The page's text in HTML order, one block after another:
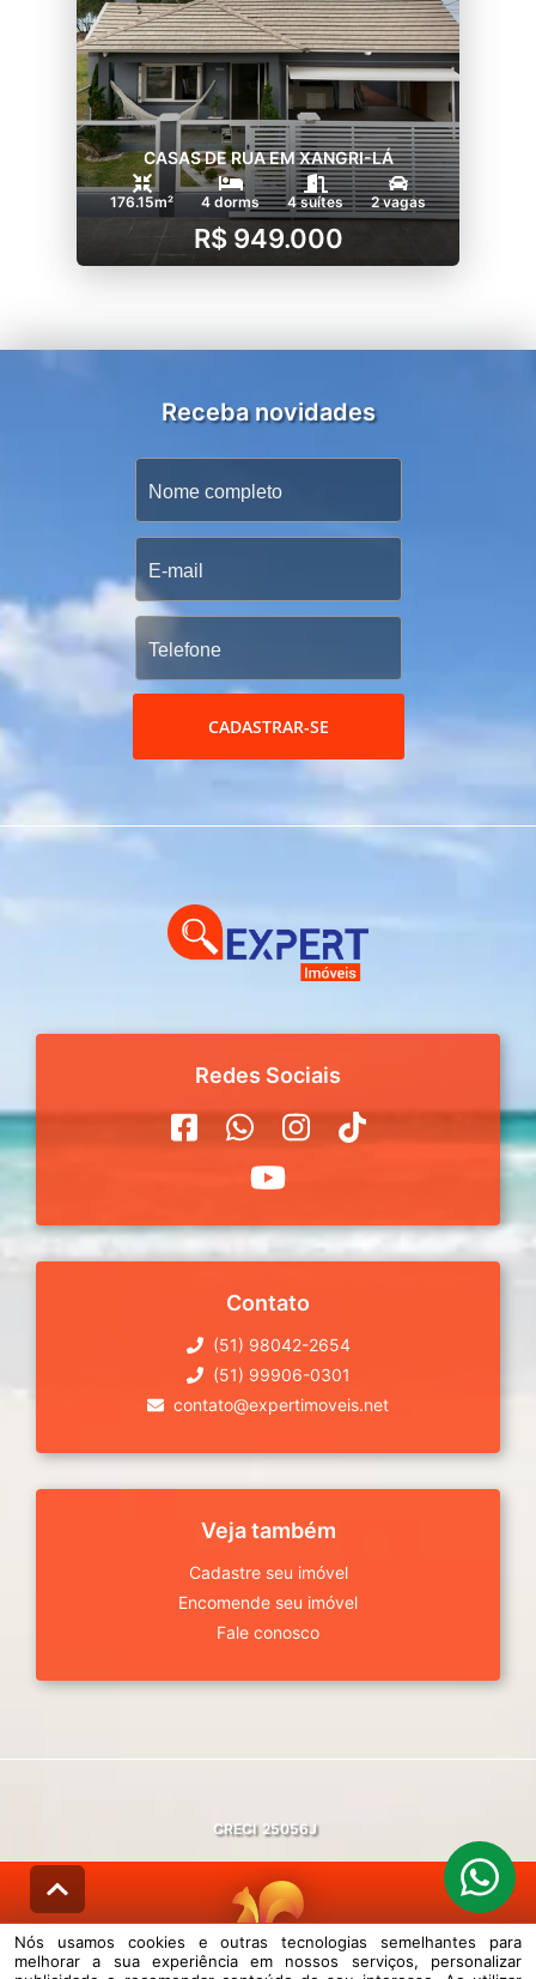
CASAS DE RUA EM XANGRI-LÁ
176.15m² 4 dorms 4 suítes 2 vagas
R$ 949.000
Receba novidades
CADASTRAR-SE
Redes Sociais
Contato
(51) 98042-2654
(51) 99906-0301
contato@expertimoveis.net
Veja também
Cadastre seu imóvel
Encomende seu imóvel
Fale conosco
CRECI 25056J
© DESENVOLVIDO PELAAGIL.NET
Nós usamos cookies e outras tecnologias semelhantes para
melhorar a sua experiência em nossos serviços, personalizar